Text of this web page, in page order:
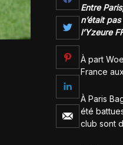
Entre
n’était
l’Yzeure
À part
France
À Paris
été
club sont